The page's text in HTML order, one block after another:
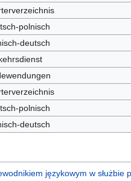
polnisch
deutsch
polnisch
deutsch
językowym w służbie